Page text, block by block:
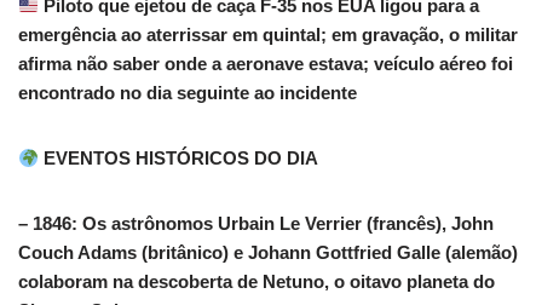
Piloto que ejetou de caça F-35 nos EUA ligou para a
emergência ao aterrissar em quintal; em gravação, o militar
afirma não saber onde a aeronave estava; veículo aéreo foi
encontrado no dia seguinte ao incidente
EVENTOS HISTÓRICOS DO DIA
– 1846: Os astrônomos Urbain Le Verrier (francês), John
Couch Adams (britânico) e Johann Gottfried Galle (alemão)
colaboram na descoberta de Netuno, o oitavo planeta do